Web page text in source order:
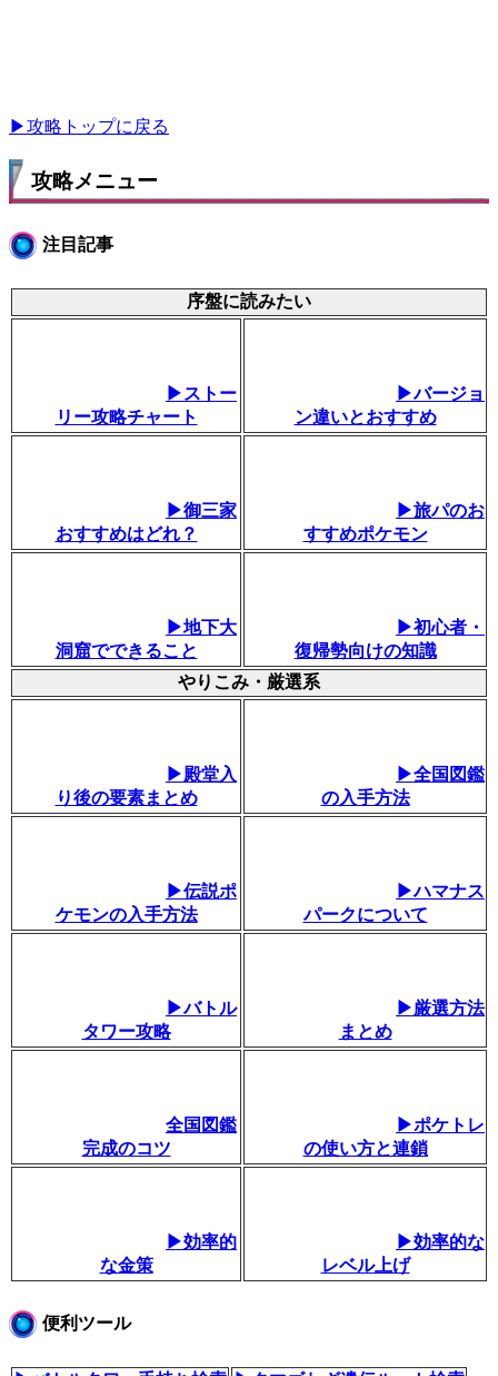
▶攻略トップに戻る
攻略メニュー
注目記事
序盤に読みたい
▶ストー
リー攻略チャート
▶バージョ
ン違いとおすすめ
▶御三家
おすすめはどれ？
▶旅パのお
すすめポケモン
▶地下大
洞窟でできること
▶初心者・
復帰勢向けの知識
やりこみ・厳選系
▶殿堂入
り後の要素まとめ
▶全国図鑑
の入手方法
▶伝説ポ
ケモンの入手方法
▶ハマナス
パークについて
▶バトル
タワー攻略
▶厳選方法
まとめ
全国図鑑
完成のコツ
▶ポケトレ
の使い方と連鎖
▶効率的
な金策
▶効率的な
レベル上げ
便利ツール